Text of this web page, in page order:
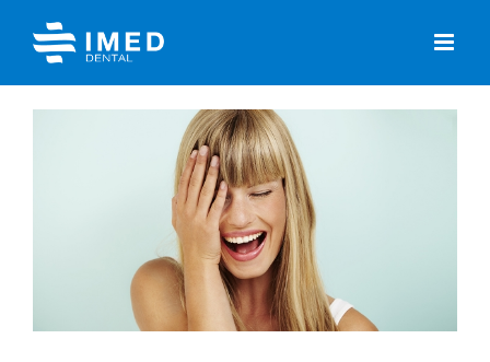
content